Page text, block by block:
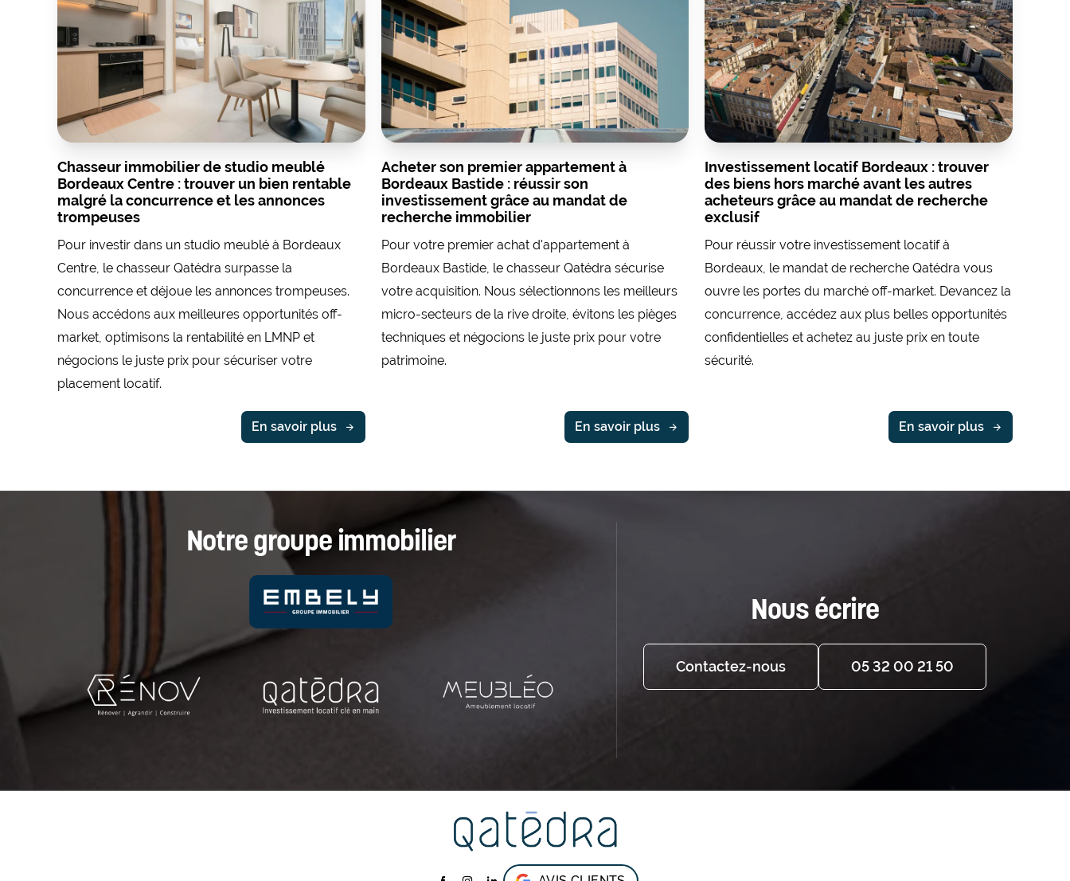
Chasseur immobilier de studio meublé
Bordeaux Centre : trouver un bien rentable
malgré la concurrence et les annonces
trompeuses
Pour investir dans un studio meublé à Bordeaux
Centre, le chasseur Qatédra surpasse la
concurrence et déjoue les annonces trompeuses.
Nous accédons aux meilleures opportunités off-
market, optimisons la rentabilité en LMNP et
négocions le juste prix pour sécuriser votre
placement locatif.
En savoir plus
Acheter son premier appartement à
Bordeaux Bastide : réussir son
investissement grâce au mandat de
recherche immobilier
Pour votre premier achat d'appartement à
Bordeaux Bastide, le chasseur Qatédra sécurise
votre acquisition. Nous sélectionnons les meilleurs
micro-secteurs de la rive droite, évitons les pièges
techniques et négocions le juste prix pour votre
patrimoine.
En savoir plus
Investissement locatif Bordeaux : trouver
des biens hors marché avant les autres
acheteurs grâce au mandat de recherche
exclusif
Pour réussir votre investissement locatif à
Bordeaux, le mandat de recherche Qatédra vous
ouvre les portes du marché off-market. Devancez la
concurrence, accédez aux plus belles opportunités
confidentielles et achetez au juste prix en toute
sécurité.
En savoir plus
Notre groupe immobilier
Nous écrire
Contactez-nous 05 32 00 21 50